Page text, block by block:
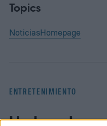
Topics
NoticiasHomepage
ENTRETENIMIENTO